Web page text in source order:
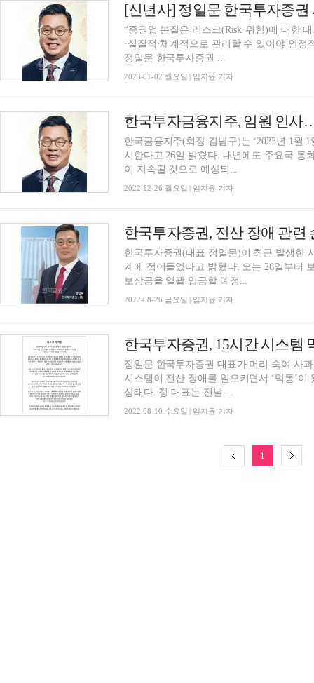
[신년사] 정일문 한국투자증권
“증권업 본질은 리스크(Risk·위험)에 대한
·실질적·체계적으로 관리할 수 있어야 안
정일문 한국투자증권 ...
2023-01-02 월요일 | 임지윤 기자
한국투자금융지주, 임원 인사
한국금융지주(회장 김남구)는 ‘2023년 1월
시한다고 26일 밝혔다. 내년에도 주요국 통
이 지속될 것으로 예상되...
2022-12-26 월요일 | 임지윤 기자
한국투자증권(대표 정일문)이 최근 발생한
계에 접어들었다고 밝혔다. 오는 26일부터
보상금을 일괄 입금할 예정...
2022-08-26 금요일 | 임지윤 기자
한국투자증권, 15시간 시스템
정일문 한국투자증권 대표가 머리 숙여 사
시스템이 전산 장애를 일으키면서 ‘먹통’
상태다. 정 대표는 전날 ...
2022-08-10 수요일 | 임지윤 기자
1